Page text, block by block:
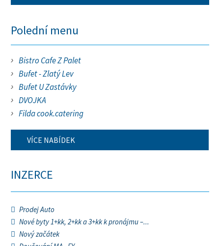
Polední menu
Bistro Cafe Z Palet
Bufet - Zlatý Lev
Bufet U Zastávky
DVOJKA
Filda cook.catering
VÍCE NABÍDEK
INZERCE
Prodej Auto
Nové byty 1+kk, 2+kk a 3+kk k pronájmu –...
Nový začátek